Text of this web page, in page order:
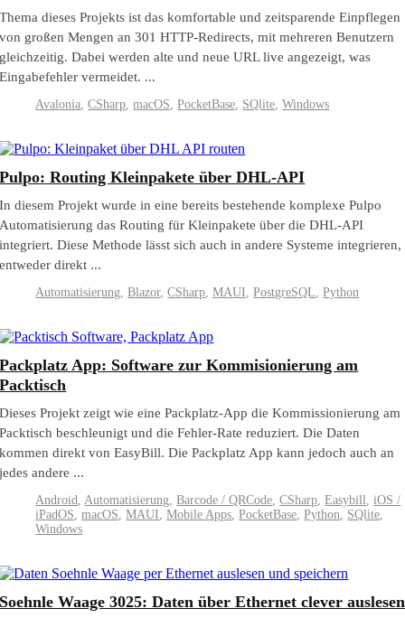
Thema dieses Projekts ist das komfortable und zeitsparende Einpflegen
von großen Mengen an 301 HTTP-Redirects, mit mehreren Benutzern
gleichzeitig. Dabei werden alte und neue URL live angezeigt, was
Eingabefehler vermeidet. ...
Avalonia,CSharp,macOS,PocketBase, SQlite,Windows
Pulpo: Routing Kleinpakete über DHL-API
In diesem Projekt wurde in eine bereits bestehende komplexe Pulpo
Automatisierung das Routing für Kleinpakete über die DHL-API
integriert. Diese Methode lässt sich auch in andere Systeme integrieren,
entweder direkt ...
Automatisierung,Blazor,CSharp,MAUI,PostgreSQL,Python
Packplatz App: Software zur Kommisionierung am
Packtisch
Dieses Projekt zeigt wie eine Packplatz-App die Kommissionierung am
Packtisch beschleunigt und die Fehler-Rate reduziert. Die Daten
kommen direkt von EasyBill. Die Packplatz App kann jedoch auch an
jedes andere ...
Android,Automatisierung,Barcode / QRCode,CSharp,Easybill,iOS /
iPadOS,macOS,MAUI,Mobile Apps,PocketBase,Python, SQlite,
Windows
Soehnle Waage 3025: Daten über Ethernet clever auslesen